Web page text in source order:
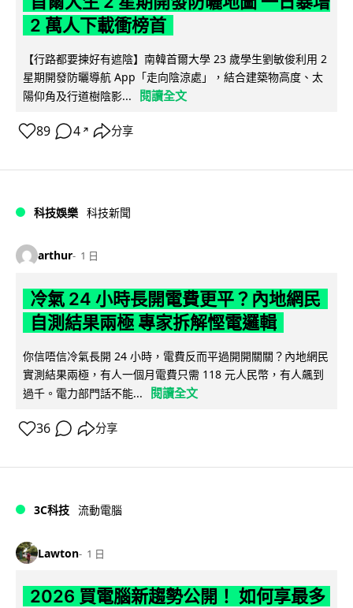
2 萬人下載衝榜首
【行路都要揀好有遮陰】南韓首爾大學 23 歲學生劉敏俊利用 2
星期開發防曬導航 App「走向陰涼處」，結合建築物高度、太
陽仰角及行道樹陰影...
閱讀全文
89 4 ↗ 分享
科技娛樂 科技新聞
arthur 1 日
冷氣 24 小時長開電費更平？內地網民
自測結果兩極 專家拆解慳電邏輯
你信唔信冷氣長開 24 小時，電費反而平過開開關關？內地網民
實測結果兩極，有人一個月電費只需 118 元人民幣，有人飆到
過千。電力部門話不能...
閱讀全文
36 分享
3C科技 流動電腦
Lawton 1 日
2026 買電腦新趨勢公開！ 如何享最多